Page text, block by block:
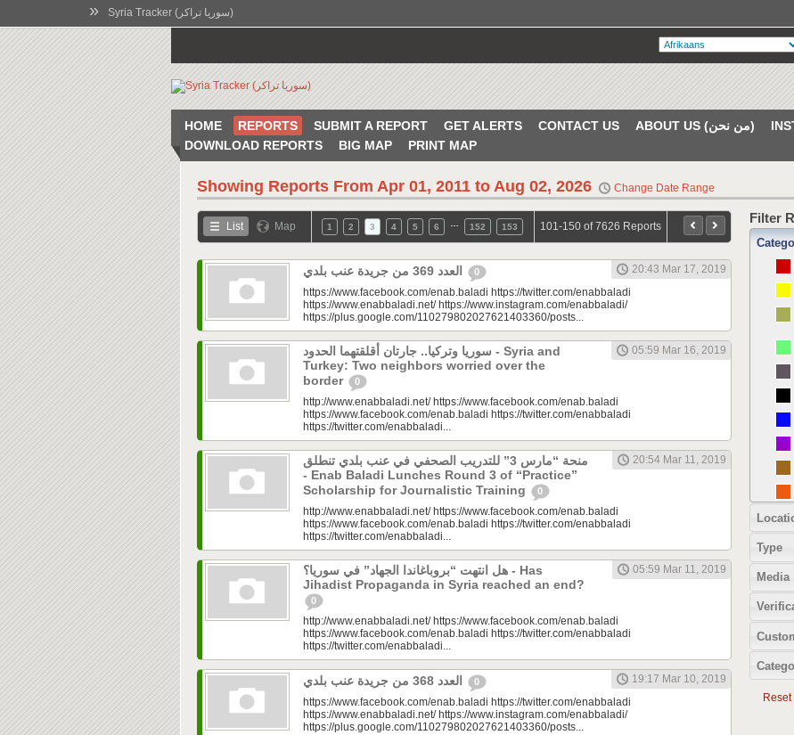
» Syria Tracker (سوريا تراكر)
HOME REPORTS SUBMIT A REPORT GET ALERTS CONTACT US ABOUT US (من نحن)
DOWNLOAD REPORTS
BIG MAP PRINT MAP
Showing Reports From Apr 01, 2011 to Aug 02, 2026 Change Date Range
List Map 1 2 3 4 5 6 152 153 101-150 of 7626 Reports
0
20:43 Mar 17, 2019
https://www.facebook.com/enab.baladi https://twitter.com/enabbaladi
https://www.enabbaladi.net/ https://www.instagram.com/enabbaladi/
https://plus.google.com/110279802027621403360/posts...
سوريا وتركيا.. جارتان أقلقتهما الحدود - Syria and
Turkey: Two neighbors worried over the
border
0
05:59 Mar 16, 2019
http://www.enabbaladi.net/ https://www.facebook.com/enab.baladi
https://www.facebook.com/enab.baladi https://twitter.com/enabbaladi
https://twitter.com/enabbaladi...
منحة “مارس 3” للتدريب الصحفي في عنب بلدي تنطلق
- Enab Baladi Lunches Round 3 of “Practice”
Scholarship for Journalistic Training
0
20:54 Mar 11, 2019
http://www.enabbaladi.net/ https://www.facebook.com/enab.baladi
https://www.facebook.com/enab.baladi https://twitter.com/enabbaladi
https://twitter.com/enabbaladi...
هل انتهت “بروباغاندا الجهاد” في سوريا؟ - Has
Jihadist Propaganda in Syria reached an end?
0
05:59 Mar 11, 2019
http://www.enabbaladi.net/ https://www.facebook.com/enab.baladi
https://www.facebook.com/enab.baladi https://twitter.com/enabbaladi
https://twitter.com/enabbaladi...
0
19:17 Mar 10, 2019
https://www.facebook.com/enab.baladi https://twitter.com/enabbaladi
https://www.enabbaladi.net/ https://www.instagram.com/enabbaladi/
https://plus.google.com/110279802027621403360/posts...
Filter
Type
Media